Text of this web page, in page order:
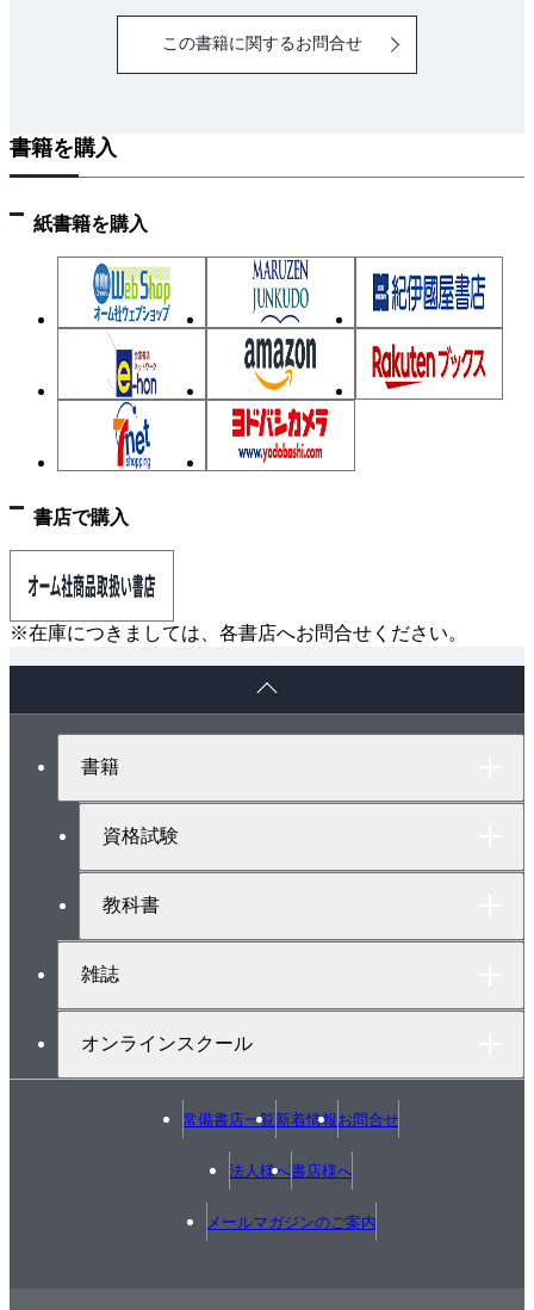
この書籍に関するお問合せ
書籍を購入
紙書籍を購入
書店で購入
※在庫につきましては、各書店へお問合せください。
書籍
資格試験
教科書
雑誌
オンラインスクール
常備書店一覧新着情報お問合せ
法人様へ書店様へ
メールマガジンのご案内